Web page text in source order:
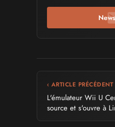
‹ ARTICLE PRÉCÉDENT
L'émulateur Wii U
source et s'ouvre à